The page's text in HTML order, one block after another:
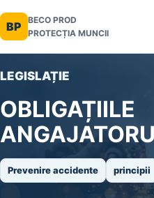
BP
BECO PROD
PROTECȚIA MUNCII
LEGISLAȚIE
OBLIGAȚIILE
Prevenire accidente principii